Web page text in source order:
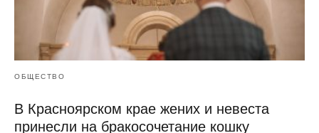
ОБЩЕСТВО
В Красноярском крае жених и невеста
принесли на бракосочетание кошку